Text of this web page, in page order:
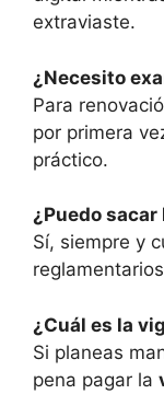
extraviaste.
¿Necesito
Para
por primera
práctico.
¿Puedo
Sí, siempre y
¿Cuál es la
Si planeas
pena pagar la